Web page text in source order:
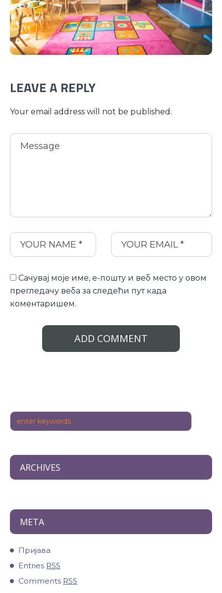
LEAVE A REPLY
Your email address will not be published.
Сачувај моје име, е-пошту и веб место у овом
прегледачу веба за следећи пут када
коментаришем.
ARCHIVES
META
Пријава
Entries RSS
Comments RSS